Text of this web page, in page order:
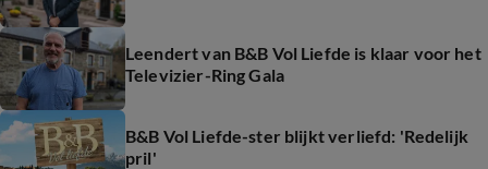
Leendert van B&B Vol Liefde is klaar voor het
Televizier-Ring Gala
B&B Vol Liefde-ster blijkt verliefd: 'Redelijk
pril'